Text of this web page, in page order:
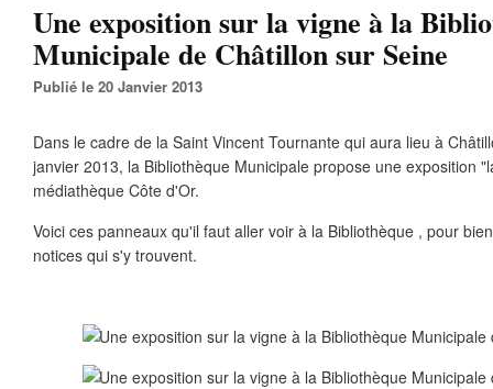
Une exposition sur la vigne à la
Municipale de Châtillon sur Seine
Publié le 20 Janvier 2013
Dans le cadre de la Saint Vincent Tournante qui aura lieu à
janvier 2013, la Bibliothèque Municipale propose une exposition
médiathèque Côte d'Or.
Voici ces panneaux qu'il faut aller voir à la Bibliothèque , pour
notices qui s'y trouvent.